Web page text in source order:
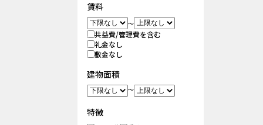
賃料
～
共益費/管理費を含む
礼金なし
敷金なし
建物面積
～
特徴